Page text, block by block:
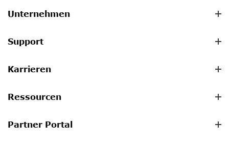
Unternehmen
Support
Karrieren
Ressourcen
Partner Portal